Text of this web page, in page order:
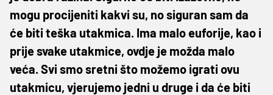
mogu procijeniti kakvi su, no siguran sam da
će biti teška utakmica. Ima malo euforije, kao i
prije svake utakmice, ovdje je možda malo
veća. Svi smo sretni što možemo igrati ovu
utakmicu, vjerujemo jedni u druge i da će biti